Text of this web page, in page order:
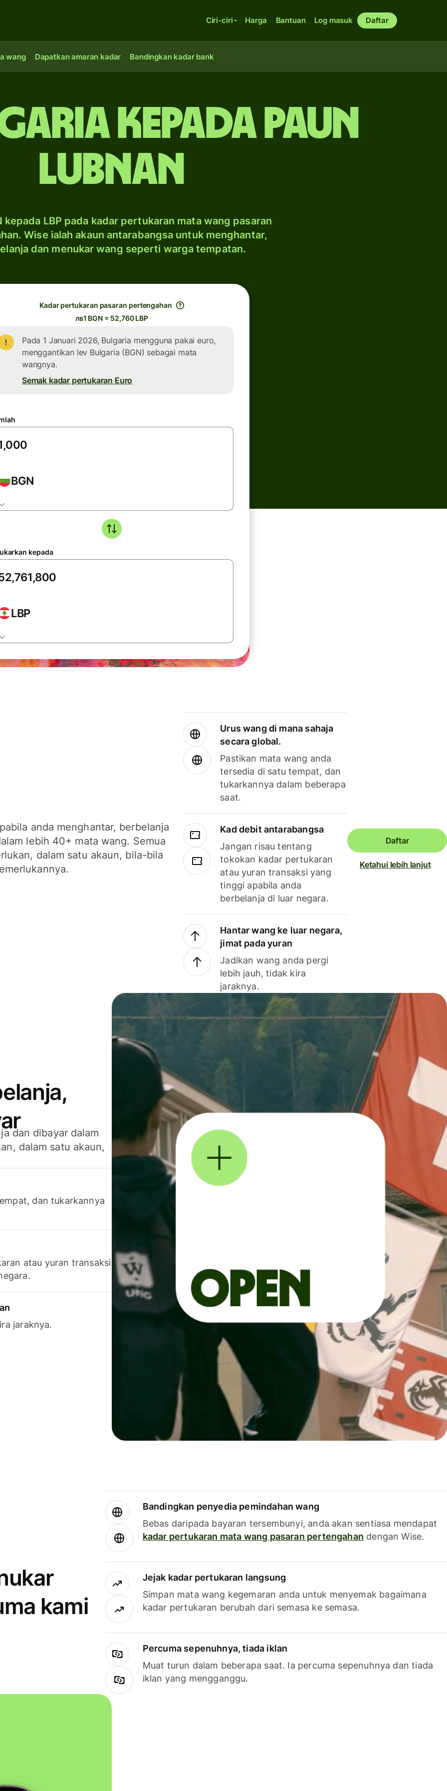
Ciri-ciri Harga Bantuan Log masuk Daftar
wang Dapatkan amaran kadar Bandingkan kadar bank
kepada paun
Lubnan
kepada LBP pada kadar pertukaran mata wang pasaran
Wise ialah akaun antarabangsa untuk menghantar,
dan menukar wang seperti warga tempatan.
Kadar pertukaran pasaran pertengahan
лв1 BGN = 52,760 LBP
Pada 1 Januari 2026, Bulgaria mengguna pakai euro,
menggantikan lev Bulgaria (BGN) sebagai mata
wangnya.
Semak kadar pertukaran Euro
BGN
kepada
LBP
anda menghantar, berbelanja
lebih 40+ mata wang. Semua
dalam satu akaun, bila-bila
Urus wang di mana sahaja
secara global.
Pastikan mata wang anda
tersedia di satu tempat, dan
tukarkannya dalam beberapa
saat.
Kad debit antarabangsa
Jangan risau tentang
tokokan kadar pertukaran
atau yuran transaksi yang
tinggi apabila anda
berbelanja di luar negara.
Hantar wang ke luar negara,
jimat pada yuran
Jadikan wang anda pergi
lebih jauh, tidak kira
jaraknya.
Daftar
Ketahui lebih lanjut
dan dibayar dalam
dalam satu akaun,
dan tukarkannya
atau yuran transaksi
jaraknya.
kami
Bandingkan penyedia pemindahan wang
Bebas daripada bayaran tersembunyi, anda akan sentiasa mendapat
kadar pertukaran mata wang pasaran pertengahan dengan Wise.
Jejak kadar pertukaran langsung
Simpan mata wang kegemaran anda untuk menyemak bagaimana
kadar pertukaran berubah dari semasa ke semasa.
Percuma sepenuhnya, tiada iklan
Muat turun dalam beberapa saat. Ia percuma sepenuhnya dan tiada
iklan yang mengganggu.